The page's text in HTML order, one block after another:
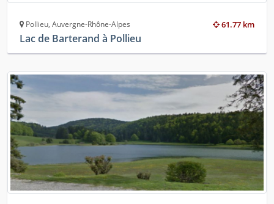
61.77 km
Pollieu, Auvergne-Rhône-Alpes
Lac de Barterand à Pollieu